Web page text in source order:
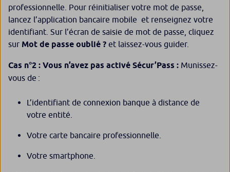
professionnelle. Pour réinitialiser votre mot de passe,
lancez l’application bancaire mobile et renseignez votre
identifiant. Sur l’écran de saisie de mot de passe, cliquez
sur Mot de passe oublié ? et laissez-vous guider.
Cas n°2 : Vous n’avez pas activé Sécur’Pass : Munissez-
vous de :
L’identifiant de connexion banque à distance de
votre entité.
Votre carte bancaire professionnelle.
Votre smartphone.